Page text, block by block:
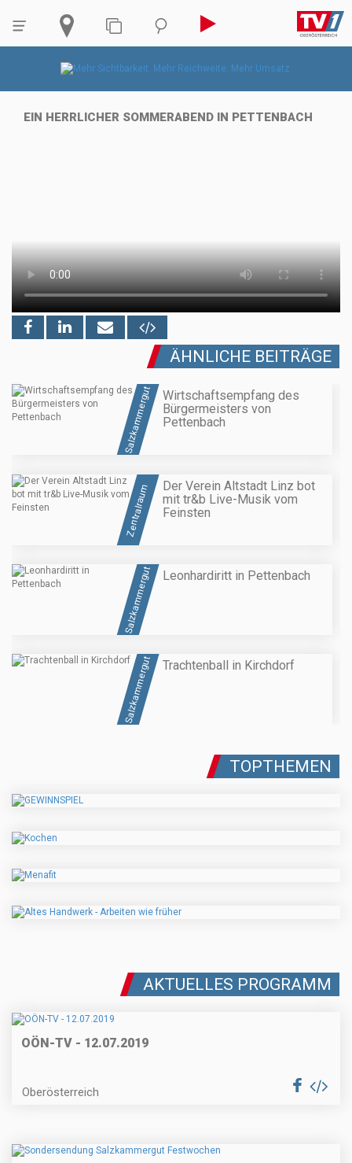
EIN HERRLICHER SOMMERABEND IN PETTENBACH
ÄHNLICHE BEITRÄGE
Salzkammergut
Wirtschaftsempfang des
Bürgermeisters von
Pettenbach
Zentralraum
Der Verein Altstadt Linz bot
mit tr&b Live-Musik vom
Feinsten
Salzkammergut Leonhardiritt in Pettenbach
Salzkammergut Trachtenball in Kirchdorf
TOPTHEMEN
AKTUELLES PROGRAMM
OÖN-TV - 12.07.2019
Oberösterreich